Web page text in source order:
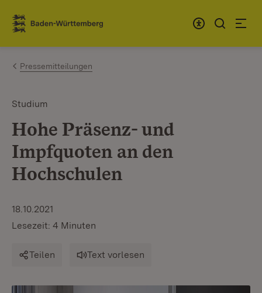
Zum Inhalt springen
Link zur Startseite
Pressemitteilungen
Studium
Hohe Präsenz- und
Impfquoten an den
Hochschulen
18.10.2021
Lesezeit: 4 Minuten
Teilen Text vorlesen